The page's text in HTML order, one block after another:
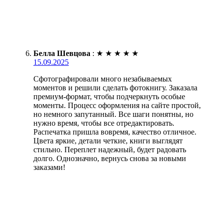
Белла Шевцова : ★ ★ ★ ★ ★
15.09.2025
Сфотографировали много незабываемых
моментов и решили сделать фотокнигу. Заказала
премиум-формат, чтобы подчеркнуть особые
моменты. Процесс оформления на сайте простой,
но немного запутанный. Все шаги понятны, но
нужно время, чтобы все отредактировать.
Распечатка пришла вовремя, качество отличное.
Цвета яркие, детали четкие, книги выглядят
стильно. Переплет надежный, будет радовать
долго. Однозначно, вернусь снова за новыми
заказами!